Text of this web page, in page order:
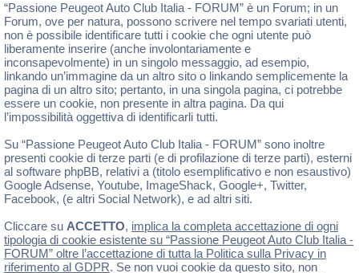
“Passione Peugeot Auto Club Italia - FORUM” è un Forum; in un
Forum, ove per natura, possono scrivere nel tempo svariati utenti,
non è possibile identificare tutti i cookie che ogni utente può
liberamente inserire (anche involontariamente e
inconsapevolmente) in un singolo messaggio, ad esempio,
linkando un’immagine da un altro sito o linkando semplicemente la
pagina di un altro sito; pertanto, in una singola pagina, ci potrebbe
essere un cookie, non presente in altra pagina. Da qui
l’impossibilità oggettiva di identificarli tutti.
Su “Passione Peugeot Auto Club Italia - FORUM” sono inoltre
presenti cookie di terze parti (e di profilazione di terze parti), esterni
al software phpBB, relativi a (titolo esemplificativo e non esaustivo)
Google Adsense, Youtube, ImageShack, Google+, Twitter,
Facebook, (e altri Social Network), e ad altri siti.
Cliccare su ACCETTO, implica la completa accettazione di ogni
tipologia di cookie esistente su “Passione Peugeot Auto Club Italia -
FORUM” oltre l’accettazione di tutta la Politica sulla Privacy in
riferimento al GDPR. Se non vuoi cookie da questo sito, non